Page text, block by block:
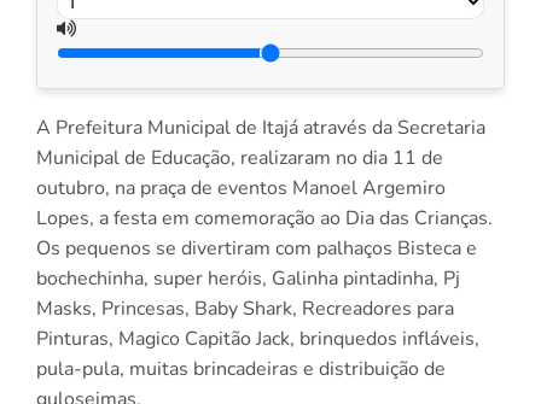
A Prefeitura Municipal de Itajá através da Secretaria
Municipal de Educação, realizaram no dia 11 de
outubro, na praça de eventos Manoel Argemiro
Lopes, a festa em comemoração ao Dia das Crianças.
Os pequenos se divertiram com palhaços Bisteca e
bochechinha, super heróis, Galinha pintadinha, Pj
Masks, Princesas, Baby Shark, Recreadores para
Pinturas, Magico Capitão Jack, brinquedos infláveis,
pula-pula, muitas brincadeiras e distribuição de